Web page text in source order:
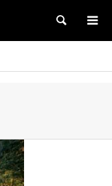
検索